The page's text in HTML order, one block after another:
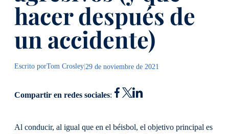
hacer después de
un accidente)
Escrito porTom Crosley|29 de noviembre de 2021
Compartir en redes sociales:
Al conducir, al igual que en el béisbol, el objetivo principal es